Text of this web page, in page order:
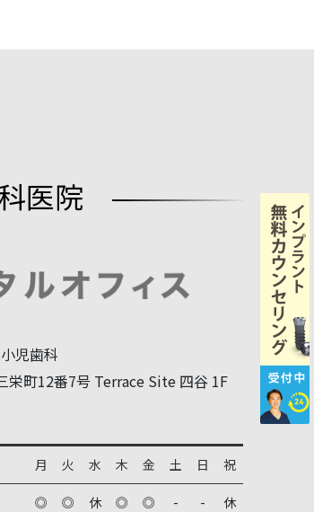
医院
児歯科
栄町12番7号 Terrace Site 四谷 1F
月 火 水 木 金 土 日 祝
◎ ◎ 休 ◎ ◎ - - 休